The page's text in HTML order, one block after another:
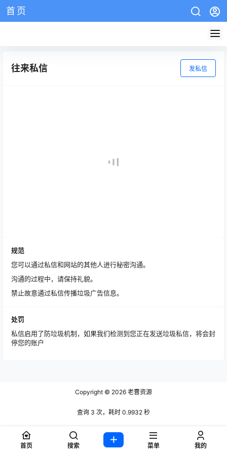
首页
网站介绍
往来私信 发私信
规范
您可以通过私信和网站的其他人进行秘密沟通。
沟通的过程中，请保持礼貌。
禁止故意通过私信传播垃圾广告信息。
处罚
私信启用了防垃圾机制，如果我们检测到您正在发送垃圾私信，将会封
停您的账户
Copyright © 2026 老曹资源
查询 3 次，耗时 0.9932 秒
首页 搜索 菜单 我的